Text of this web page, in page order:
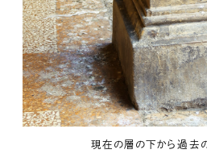
現在の層の下から過去